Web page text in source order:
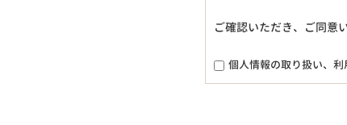
ご確認いただき、ご同意
個人情報の取り扱い、